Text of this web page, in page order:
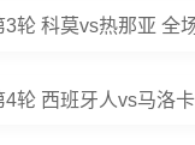
轮 科莫vs热那亚 全
轮 西班牙人vs马洛